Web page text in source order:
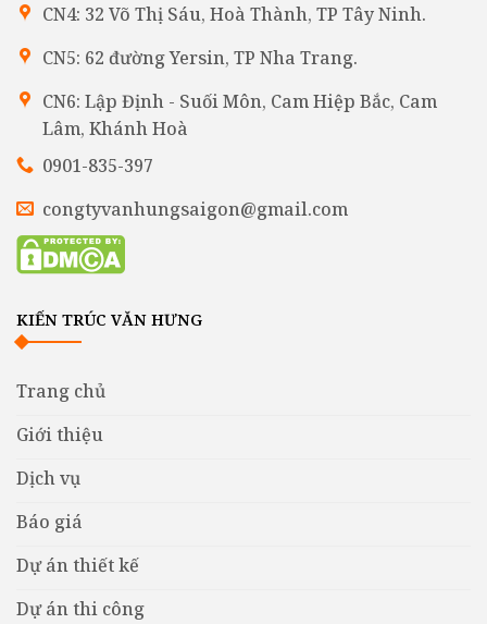
CN4: 32 Võ Thị Sáu, Hoà Thành, TP Tây Ninh.
CN5: 62 đường Yersin, TP Nha Trang.
CN6: Lập Định - Suối Môn, Cam Hiệp Bắc, Cam
Lâm, Khánh Hoà
0901-835-397
congtyvanhungsaigon@gmail.com
KIẾN TRÚC VĂN HƯNG
Trang chủ
Giới thiệu
Dịch vụ
Báo giá
Dự án thiết kế
Dự án thi công